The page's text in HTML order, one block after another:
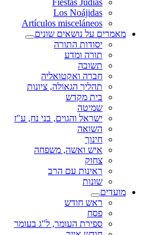
Los Noájidas
Artículos misceláneos
מאמרים על נושאים שונים
יסודות התורה
תורה ומדע
תשובה
חברה ואקטואליה
תהליך הגאולה, ציונות
בית מקדש
שמיטה
ישראל והגוים, בני נח, ע"ז
השואה
חינוך
איש ואשה, משפחה
צחוק
ראינות עם הרב
שונות
מועדים
ראש חודש
פסח
ספירת העומר, ל"ג בעומר